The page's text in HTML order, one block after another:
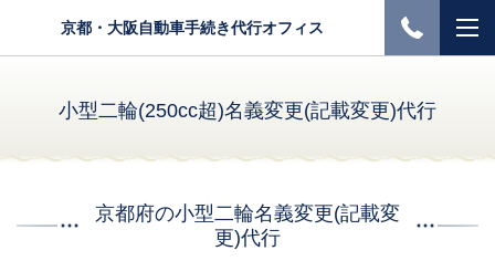
京都・大阪自動車手続き代行オフィス
小型二輪(250cc超)名義変更(記載変更)代行
京都府の小型二輪名義変更(記載変
更)代行